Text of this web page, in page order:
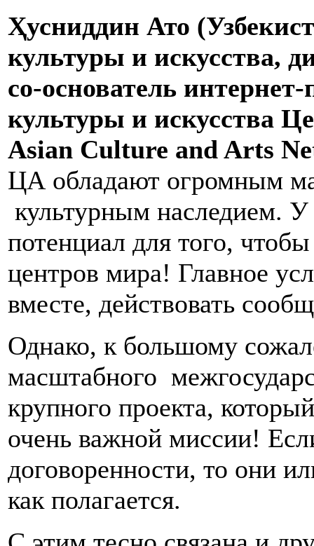
Ҳусниддин Ато
культуры и искусства,
со-основатель
культуры и искусства
Asian Culture andArts
ЦА обладают огромным
культурным наследием.
потенциал для того,
центров мира! Главное
вместе, действовать
Однако, к большому
масштабного
крупного проекта,
очень важной миссии!
договоренности, то они
как полагается.